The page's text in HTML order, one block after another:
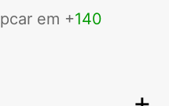
em +140